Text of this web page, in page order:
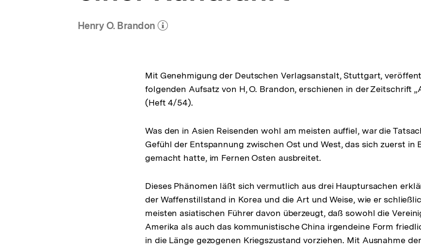
Henry O. Brandon
(Mehr zum Autor)
Mit Genehmigung der Deutschen Verlagsanstalt, Stuttgart,
folgenden Aufsatz von H, O. Brandon, erschienen in der Zeitschrift
(Heft 4/54).
Was den in Asien Reisenden wohl am meisten auffiel, war die
Gefühl der Entspannung zwischen Ost und West, das sich zuerst in
gemacht hatte, im Fernen Osten ausbreitet.
Dieses Phänomen läßt sich vermutlich aus drei Hauptursachen
der Waffenstillstand in Korea und die Art und Weise, wie er
meisten asiatischen Führer davon überzeugt, daß sowohl die
Amerika als auch das kommunistische China irgendeine Form
in die Länge gezogenen Kriegszustand vorziehen. Mit Ausnahme